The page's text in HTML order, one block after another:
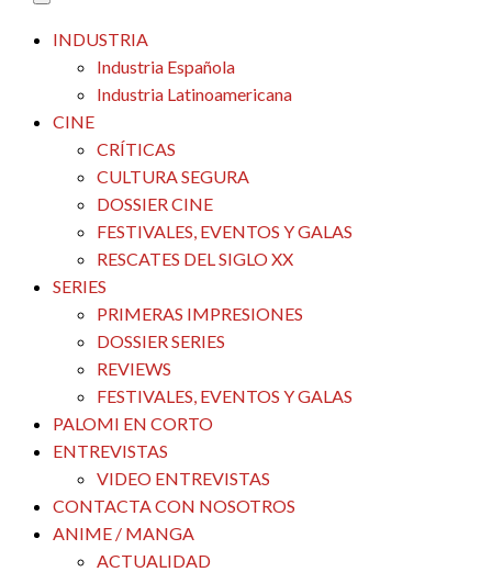
El Palomitrón
Tu espacio de la industria de cine española y latinoamericana
INDUSTRIA
Industria Española
Industria Latinoamericana
CINE
CRÍTICAS
CULTURA SEGURA
DOSSIER CINE
FESTIVALES, EVENTOS Y GALAS
RESCATES DEL SIGLO XX
SERIES
PRIMERAS IMPRESIONES
DOSSIER SERIES
REVIEWS
FESTIVALES, EVENTOS Y GALAS
PALOMI EN CORTO
ENTREVISTAS
VIDEO ENTREVISTAS
CONTACTA CON NOSOTROS
ANIME / MANGA
ACTUALIDAD